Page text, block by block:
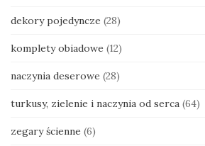
dekory pojedyncze (28)
komplety obiadowe (12)
naczynia deserowe (28)
turkusy, zielenie i naczynia od serca (64)
zegary ścienne (6)